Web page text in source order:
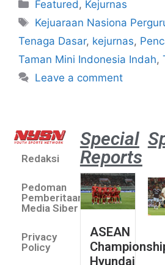
Featured , Kejurnas
Kejuaraan Nasiona
Tenaga Dasar, kejurnas,
Taman Mini Indonesia Indah,
Leave a comment
Redaksi
Pedoman
Pemberitaan
Media Siber
Privacy
Policy
Special
Reports
ASEAN
Hyundai